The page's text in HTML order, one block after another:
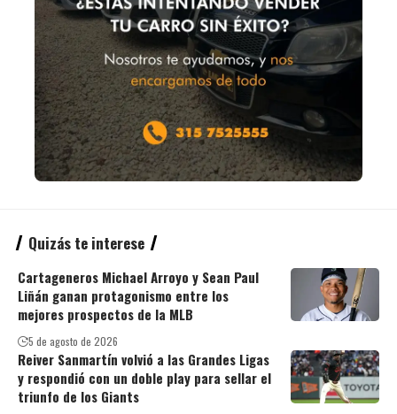
Quizás te interese
Cartageneros Michael Arroyo y Sean Paul
Liñán ganan protagonismo entre los
mejores prospectos de la MLB
5 de agosto de 2026
Reiver Sanmartín volvió a las Grandes Ligas
y respondió con un doble play para sellar el
triunfo de los Giants